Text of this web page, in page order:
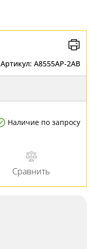
Артикул: A8555AP-2AB
Наличие по запросу